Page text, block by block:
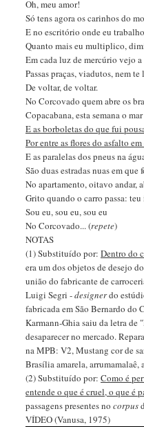
Oh, meu amor!
Só tens agora os carinhos do
E no escritório onde eu
Quanto mais eu multiplico,
Em cada luz de mercúrio vejo
Passas praças, viadutos, nem
De voltar, de voltar.
No Corcovado quem abre os
Copacabana, esta semana o
E as borboletas do que fui
Por entre as flores do asfalto
E as paralelas dos pneus na
São duas estradas nuas em que
No apartamento, oitavo andar,
Grito quando o carro passa:
Sou eu, sou eu, sou eu
No Corcovado... (repete)
NOTAS
(1) Substituído por: Dentro do
era um dos objetos de desejo
união do fabricante de
Luigi Segri -designerdo
fabricada em São Bernardo do
Karmann-Ghia saiu da letra de
desaparecer no mercado.
na MPB: V2, Mustang cor de
Brasília amarela, arrumamalaê,
(2) Substituído por: Como é
entende o que é cruel, o que é
passagens presentes no corpus
VÍDEO (Vanusa, 1975)